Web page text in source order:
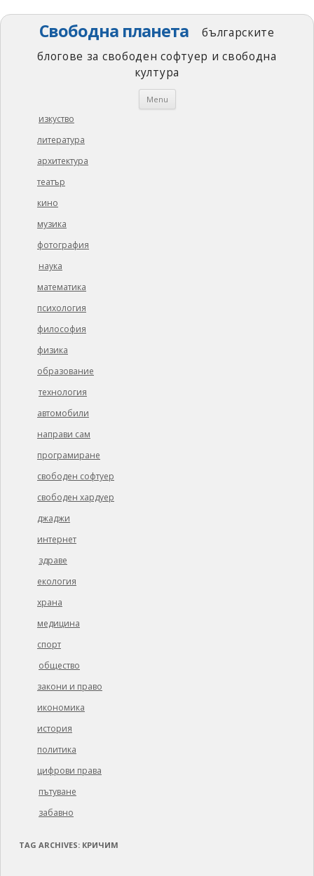
Свободна планета
българските
блогове за свободен софтуер и свободна
култура
Menu Skip
изкуство
литература
архитектура
театър
кино
музика
фотография
наука
математика
психология
философия
физика
образование
технология
автомобили
направи сам
програмиране
свободен софтуер
свободен хардуер
джаджи
интернет
здраве
екология
храна
медицина
спорт
общество
закони и право
икономика
история
политика
цифрови права
пътуване
забавно
TAG ARCHIVES: КРИЧИМ